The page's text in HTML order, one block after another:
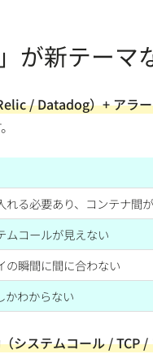
が新テーマ
/ Datadog）+ アラ
れる必要あり、コンテナ間
ムコールが見えない
の瞬間に間に合わない
かわからない
システムコール / TCP